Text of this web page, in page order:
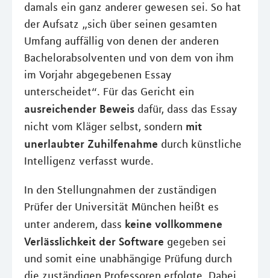
damals ein ganz anderer gewesen sei. So hat
der Aufsatz „sich über seinen gesamten
Umfang auffällig von denen der anderen
Bachelorabsolventen und von dem von ihm
im Vorjahr abgegebenen Essay
unterscheidet“. Für das Gericht ein
ausreichender Beweis dafür, dass das Essay
nicht vom Kläger selbst, sondern mit
unerlaubter Zuhilfenahme durch künstliche
Intelligenz verfasst wurde.
In den Stellungnahmen der zuständigen
Prüfer der Universität München heißt es
unter anderem, dass keine vollkommene
Verlässlichkeit der Software gegeben sei
und somit eine unabhängige Prüfung durch